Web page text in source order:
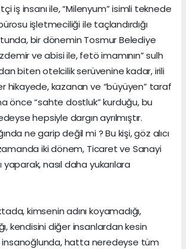
iş insanı ile, “Milenyum” isimli teknede
işletmeciliği ile taçlandırdığı
bir dönemin Tosmur Belediye
ve abisi ile, fetö imamının” sulh
biten otelcilik serüvenine kadar, irili
hikayede, kazanan ve “büyüyen” taraf
önce “sahte dostluk” kurduğu, bu
hepsiyle dargın ayrılmıştır.
ne garip değil mi ? Bu kişi, göz alıcı
zamanda iki dönem, Ticaret ve Sanayi
yaparak, nasıl daha yukarılara
kimsenin adını koyamadığı,
kendisini diğer insanlardan kesin
insanoğlunda, hatta neredeyse tüm